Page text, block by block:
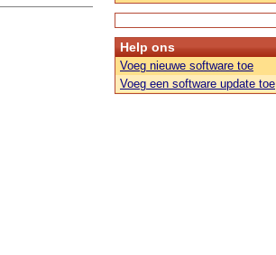
Help ons
Voeg nieuwe software toe
Voeg een software update toe